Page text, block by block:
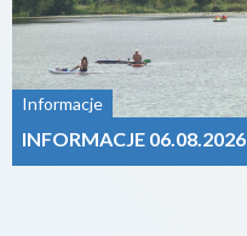
Informacje
INFORMACJE 06.08.2026